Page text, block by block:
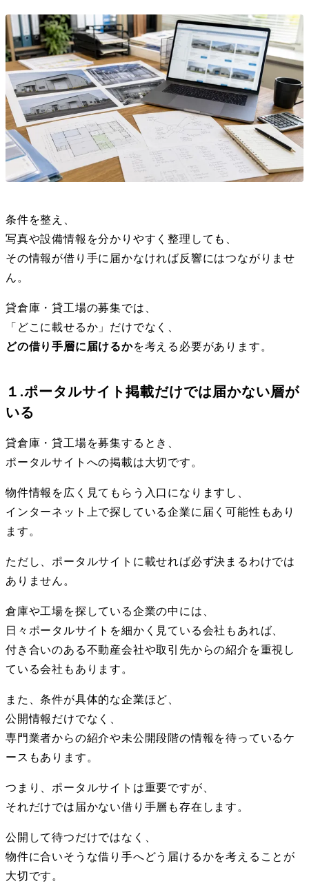
条件を整え、
写真や設備情報を分かりやすく整理しても、
その情報が借り手に届かなければ反響にはつながりませ
ん。
貸倉庫・貸工場の募集では、
「どこに載せるか」だけでなく、
どの借り手層に届けるかを考える必要があります。
１.ポータルサイト掲載だけでは届かない層が
いる
貸倉庫・貸工場を募集するとき、
ポータルサイトへの掲載は大切です。
物件情報を広く見てもらう入口になりますし、
インターネット上で探している企業に届く可能性もあり
ます。
ただし、ポータルサイトに載せれば必ず決まるわけでは
ありません。
倉庫や工場を探している企業の中には、
日々ポータルサイトを細かく見ている会社もあれば、
付き合いのある不動産会社や取引先からの紹介を重視し
ている会社もあります。
また、条件が具体的な企業ほど、
公開情報だけでなく、
専門業者からの紹介や未公開段階の情報を待っているケ
ースもあります。
つまり、ポータルサイトは重要ですが、
それだけでは届かない借り手層も存在します。
公開して待つだけではなく、
物件に合いそうな借り手へどう届けるかを考えることが
大切です。